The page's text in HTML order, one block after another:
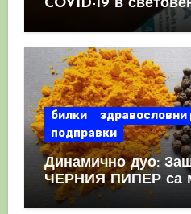
COVID-19 в
като призна, че те
КРЪВНИ съсиреци
билки
здравословни
подправки
Динамично дуо:
ЧЕРНИЯ ПИПЕР са
комбинация